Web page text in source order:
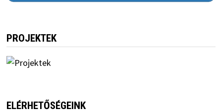
PROJEKTEK
ELÉRHETŐSÉGEINK